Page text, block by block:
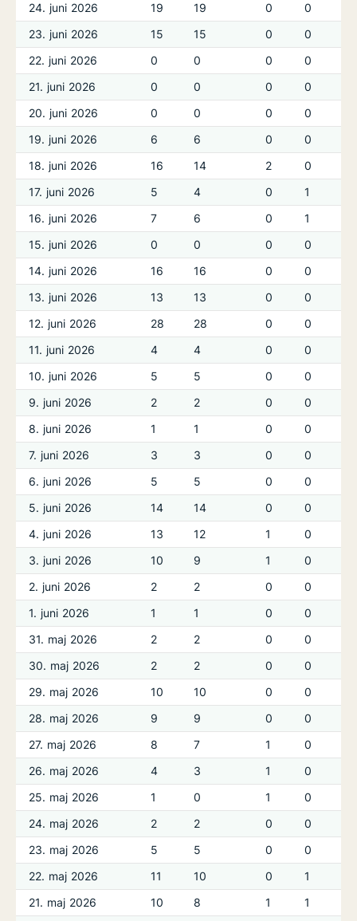
24. juni 2026 19 19 0
0
23. juni 2026
15 15 0
0
22. juni 2026
0 0 0
0
21. juni 2026
0 0 0
0
20. juni 2026
0 0 0
0
19. juni 2026
6 6 0
0
18. juni 2026
16 14 2
0
17. juni 2026
5 4 0
1
16. juni 2026
7 6 0
1
15. juni 2026
0 0 0
0
14. juni 2026
16 16 0
0
13. juni 2026
13 13 0
0
12. juni 2026
28 28 0
0
11. juni 2026
4 4 0
0
10. juni 2026
5 5 0
0
9. juni 2026
2 2 0
0
8. juni 2026
1 1 0
0
7. juni 2026
3 3 0
0
6. juni 2026
5 5 0
0
5. juni 2026
14 14 0
0
4. juni 2026
13 12 1
0
3. juni 2026
10 9 1
0
2. juni 2026
2 2 0
0
1. juni 2026
1 1 0
0
31. maj 2026
2 2 0
0
30. maj 2026
2 2 0
0
29. maj 2026
10 10 0
0
28. maj 2026
9 9 0
0
27. maj 2026
8 7 1
0
26. maj 2026
4 3 1
0
25. maj 2026
1 0 1
0
24. maj 2026
2 2 0
0
23. maj 2026
5 5 0
0
22. maj 2026
11 10 0
1
21. maj 2026
10 8 1
1